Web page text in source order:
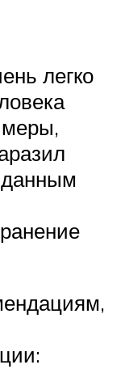
легко
меры,
данным